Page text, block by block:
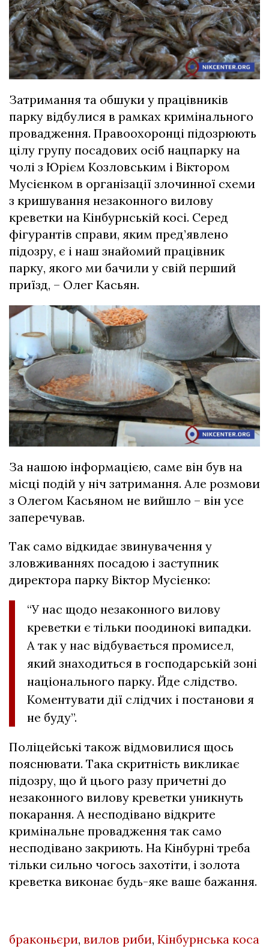
Затримання та обшуки у працівників
парку відбулися в рамках кримінального
провадження. Правоохоронці підозрюють
цілу групу посадових осіб нацпарку на
чолі з Юрієм Козловським і Віктором
Мусієнком в організації злочинної схеми
з кришування незаконного вилову
креветки на Кінбурнській косі. Серед
фігурантів справи, яким пред’явлено
підозру, є і наш знайомий працівник
парку, якого ми бачили у свій перший
приїзд, – Олег Касьян.
За нашою інформацією, саме він був на
місці подій у ніч затримання. Але розмови
з Олегом Касьяном не вийшло – він усе
заперечував.
Так само відкидає звинувачення у
зловживаннях посадою і заступник
директора парку Віктор Мусієнко:
“У нас щодо незаконного вилову
креветки є тільки поодинокі випадки.
А так у нас відбувається промисел,
який знаходиться в господарській зоні
національного парку. Йде слідство.
Коментувати дії слідчих і постанови я
не буду”.
Поліцейські також відмовилися щось
пояснювати. Така скритність викликає
підозру, що й цього разу причетні до
незаконного вилову креветки уникнуть
покарання. А несподівано відкрите
кримінальне провадження так само
несподівано закриють. На Кінбурні треба
тільки сильно чогось захотіти, і золота
креветка виконає будь-яке ваше бажання.
браконьєри, вилов риби, Кінбурнська коса